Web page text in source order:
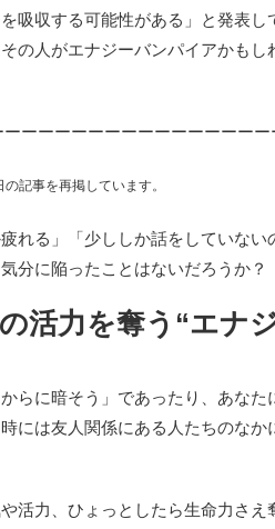
吸収する可能性がある」と発表
の人がエナジーバンパイアかも
ーーーーーーーーーーーーーーー
記事を再掲しています。
れる」「少ししか話をしていな
分に陥ったことはないだろうか？
活力を奪う“エナ
らに暗そう」であったり、あなた
には友人関係にある人たちのな
活力、ひょっとしたら生命力さえ